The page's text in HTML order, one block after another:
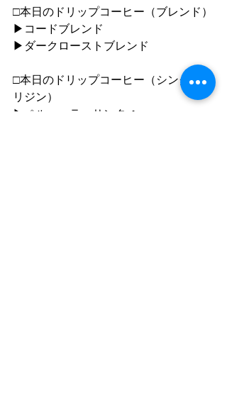
□本日のドリップコーヒー（ブレンド）
▶︎コードブレンド
▶︎ダークローストブレンド
□本日のドリップコーヒー（シングルオ
リジン）
▶︎ペルー　ラ・サンタ✔︎new